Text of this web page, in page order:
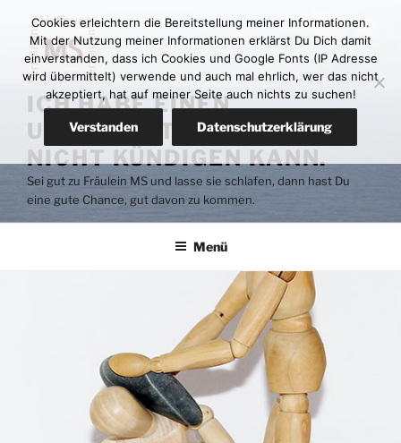
Inhalt
springen
ICH HABE EINEN
UNTERMIETER DEN ICH
NICHT KÜNDIGEN KANN.
Sei gut zu Fräulein MS und lasse sie schlafen, dann hast Du
eine gute Chance, gut davon zu kommen.
Menü
Cookies erleichtern die Bereitstellung meiner Informationen.
Mit der Nutzung meiner Informationen erklärst Du Dich damit
einverstanden, dass ich Cookies und Google Fonts (IP Adresse
wird übermittelt) verwende und auch mal ehrlich, wer das nicht
akzeptiert, hat auf meiner Seite auch nichts zu suchen!
Verstanden Datenschutzerklärung